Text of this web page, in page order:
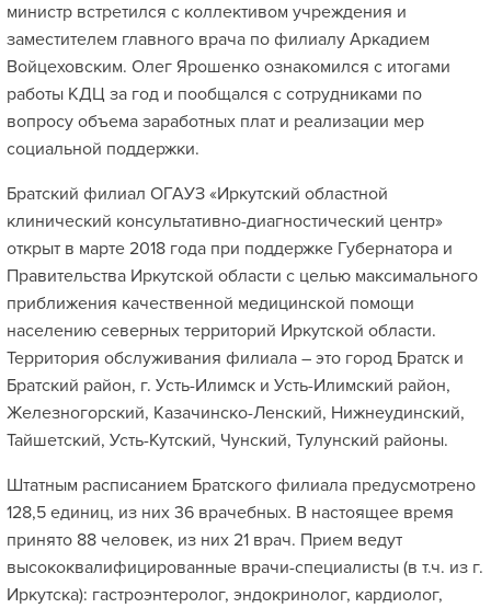
министр встретился с коллективом учреждения и
заместителем главного врача по филиалу Аркадием
Войцеховским. Олег Ярошенко ознакомился с итогами
работы КДЦ за год и пообщался с сотрудниками по
вопросу объема заработных плат и реализации мер
социальной поддержки.
Братский филиал ОГАУЗ «Иркутский областной
клинический консультативно-диагностический центр»
открыт в марте 2018 года при поддержке Губернатора и
Правительства Иркутской области с целью максимального
приближения качественной медицинской помощи
населению северных территорий Иркутской области.
Территория обслуживания филиала – это город Братск и
Братский район, г. Усть-Илимск и Усть-Илимский район,
Железногорский, Казачинско-Ленский, Нижнеудинский,
Тайшетский, Усть-Кутский, Чунский, Тулунский районы.
Штатным расписанием Братского филиала предусмотрено
128,5 единиц, из них 36 врачебных. В настоящее время
принято 88 человек, из них 21 врач. Прием ведут
высококвалифицированные врачи-специалисты (в т.ч. из г.
Иркутска): гастроэнтеролог, эндокринолог, кардиолог,